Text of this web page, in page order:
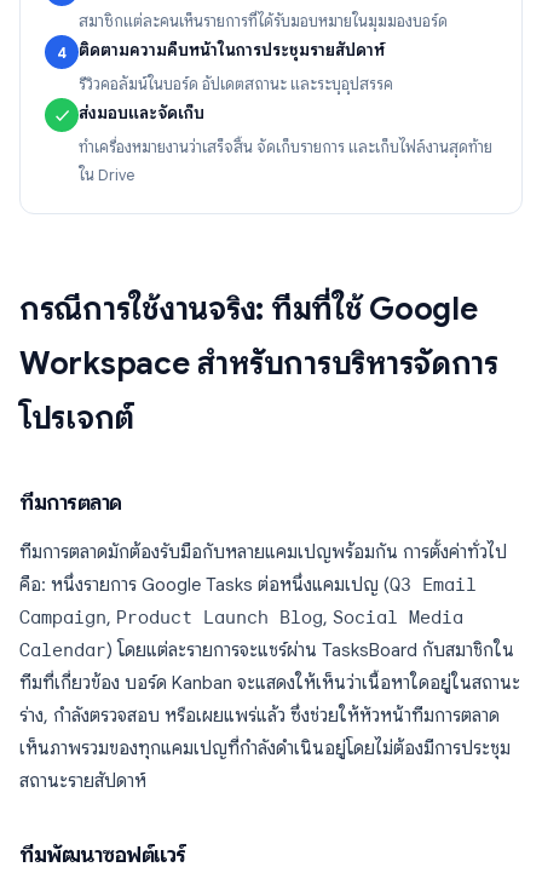
สมาชิกแต่ละคนเห็นรายการที่ได้รับมอบหมายในมุมมองบอร์ด
4 ติดตามความคืบหน้าในการประชุมรายสัปดาห์
รีวิวคอลัมน์ในบอร์ด อัปเดตสถานะ และระบุอุปสรรค
✓ ส่งมอบและจัดเก็บ
ทำเครื่องหมายงานว่าเสร็จสิ้น จัดเก็บรายการ และเก็บไฟล์งานสุดท้าย
ใน Drive
กรณีการใช้งานจริง: ทีมที่ใช้ Google
Workspace สำหรับการบริหารจัดการ
โปรเจกต์
ทีมการตลาด
ทีมการตลาดมักต้องรับมือกับหลายแคมเปญพร้อมกัน การตั้งค่าทั่วไป
คือ: หนึ่งรายการ Google Tasks ต่อหนึ่งแคมเปญ (Q3 Email
Campaign, Product Launch Blog, Social Media
Calendar) โดยแต่ละรายการจะแชร์ผ่าน TasksBoard กับสมาชิกใน
ทีมที่เกี่ยวข้อง บอร์ด Kanban จะแสดงให้เห็นว่าเนื้อหาใดอยู่ในสถานะ
ร่าง, กำลังตรวจสอบ หรือเผยแพร่แล้ว ซึ่งช่วยให้หัวหน้าทีมการตลาด
เห็นภาพรวมของทุกแคมเปญที่กำลังดำเนินอยู่โดยไม่ต้องมีการประชุม
สถานะรายสัปดาห์
ทีมพัฒนาซอฟต์แวร์